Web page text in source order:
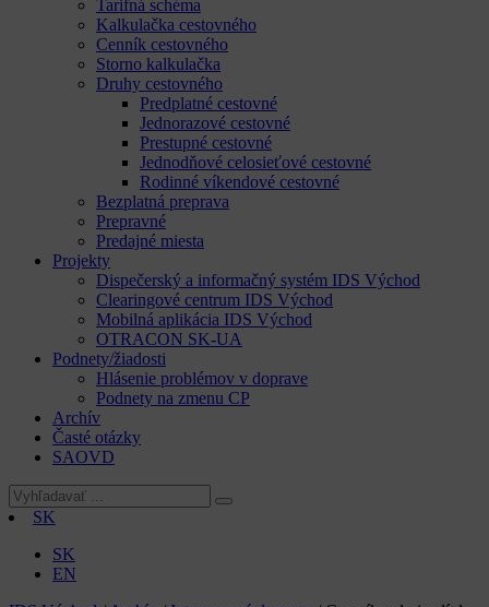
Tarifná schéma
Kalkulačka cestovného
Cenník cestovného
Storno kalkulačka
Druhy cestovného
Predplatné cestovné
Jednorazové cestovné
Prestupné cestovné
Jednodňové celosieťové cestovné
Rodinné víkendové cestovné
Bezplatná preprava
Prepravné
Predajné miesta
Projekty
Dispečerský a informačný systém IDS Východ
Clearingové centrum IDS Východ
Mobilná aplikácia IDS Východ
OTRACON SK-UA
Podnety/žiadosti
Hlásenie problémov v doprave
Podnety na zmenu CP
Archív
Časté otázky
SAOVD
SK
SK
EN